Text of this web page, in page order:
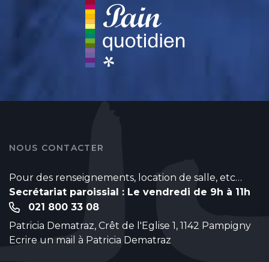
NOUS CONTACTER
Pour des renseignements, location de salle, etc…
Secrétariat paroissial : Le vendredi de 9h à 11h
021 800 33 08
Patricia Dematraz, Crêt de l'Eglise 1, 1142 Pampigny
Ecrire un mail à Patricia Dematraz